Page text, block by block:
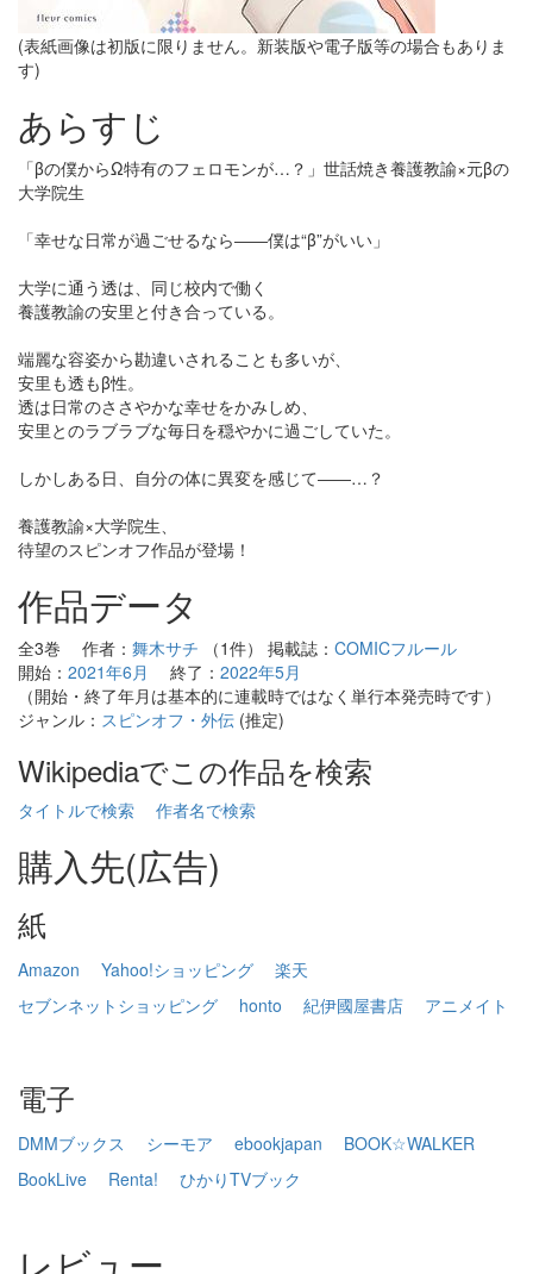
(表紙画像は初版に限りません。新装版や電子版等の場合もありま
す)
あらすじ
「βの僕からΩ特有のフェロモンが…？」世話焼き養護教諭×元βの
大学院生
「幸せな日常が過ごせるなら――僕は“β”がいい」
大学に通う透は、同じ校内で働く
養護教諭の安里と付き合っている。
端麗な容姿から勘違いされることも多いが、
安里も透もβ性。
透は日常のささやかな幸せをかみしめ、
安里とのラブラブな毎日を穏やかに過ごしていた。
しかしある日、自分の体に異変を感じて――…？
養護教諭×大学院生、
待望のスピンオフ作品が登場！
作品データ
全3巻 作者： 舞木サチ （1件） 掲載誌： COMICフルール
開始： 2021年6月 終了： 2022年5月
（開始・終了年月は基本的に連載時ではなく単行本発売時です）
ジャンル： スピンオフ・外伝 (推定)
Wikipediaでこの作品を検索
タイトルで検索 作者名で検索
購入先(広告)
紙
Amazon Yahoo!ショッピング
楽天
セブンネットショッピング
honto 紀伊國屋書店 アニメイト
電子
DMMブックス シーモア ebookjapan
BOOK☆WALKER
BookLive
Renta! ひかりTVブック